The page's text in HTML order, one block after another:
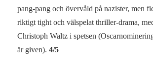
pang-pang och övervåld på nazister, men
riktigt tight och välspelat thriller-drama,
Christoph Waltz i spetsen
är given). 4/5